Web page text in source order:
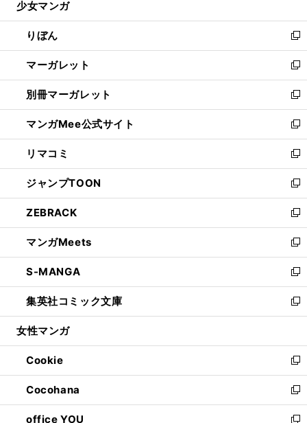
開
く
ウ
で
開
く
ン
ド
ウ
で
開
く
ウ
ィ
ン
ド
ウ
で
開
く
少女マンガ
りぼん
新
し
い
ウ
ィ
ン
ド
ウ
で
開
く
マーガレット
新
し
い
ウ
ィ
ン
ド
ウ
で
開
く
別冊マーガレット
新
し
い
ウ
ィ
ン
ド
ウ
で
開
く
マンガMee公式サイト
新
し
い
ウ
ィ
ン
ド
ウ
で
開
く
リマコミ
新
し
い
ウ
ィ
ン
ド
ウ
で
開
く
ジャンプTOON
新
し
い
ウ
ィ
ン
ド
ウ
で
開
ZEBRACK
新
し
い
ウ
ィ
ン
ド
ウ
開
く
マンガMeets
新
し
い
ウ
ィ
ン
ウ
で
開
く
S-MANGA
新
し
い
ウ
ン
ド
ウ
で
開
く
集英社コミック文庫
新
し
ウ
ィ
ン
ド
ウ
で
女性マンガ
Cookie
新
し
い
ウ
Cocohana
新
し
office YOU